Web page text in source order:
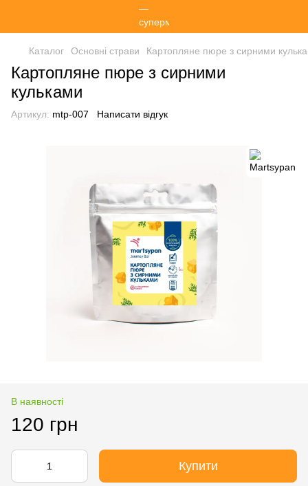
Каталог Основні страви Картопляне пюре з сирними
Картопляне пюре з сирними
кульками
Артикул: mtp-007 Написати відгук
В наявності
120 грн
Купити